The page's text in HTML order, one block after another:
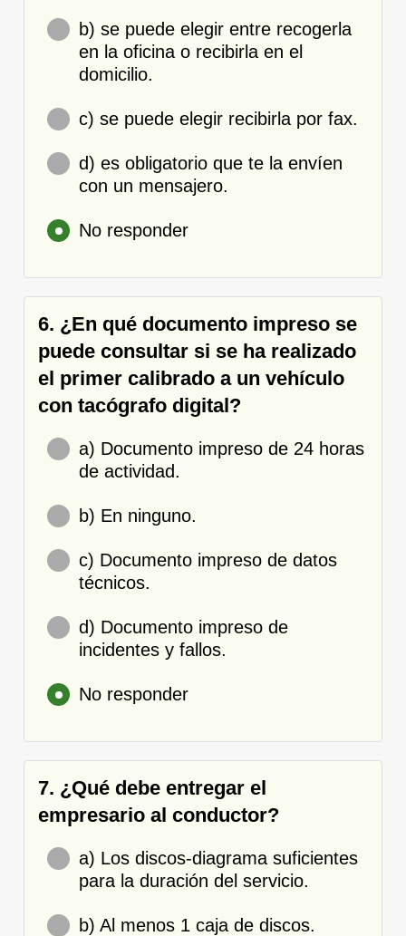
b) se puede elegir entre recogerla
en la oficina o recibirla en el
domicilio.
c) se puede elegir recibirla por fax.
d) es obligatorio que te la envíen
con un mensajero.
No responder
6. ¿En qué documento impreso se
puede consultar si se ha realizado
el primer calibrado a un vehículo
con tacógrafo digital?
a) Documento impreso de 24 horas
de actividad.
b) En ninguno.
c) Documento impreso de datos
técnicos.
d) Documento impreso de
incidentes y fallos.
No responder
7. ¿Qué debe entregar el
empresario al conductor?
a) Los discos-diagrama suficientes
para la duración del servicio.
b) Al menos 1 caja de discos.